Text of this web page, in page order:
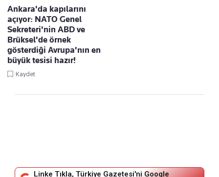
Ankara'da kapılarını
açıyor: NATO Genel
Sekreteri'nin ABD ve
Brüksel'de örnek
gösterdiği Avrupa'nın en
büyük tesisi hazır!
Kaydet
Linke Tıkla, Türkiye Gazetesi'ni Google